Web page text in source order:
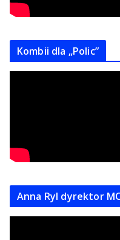
Kombii dla „Polic”
Anna Ryl dyrektor